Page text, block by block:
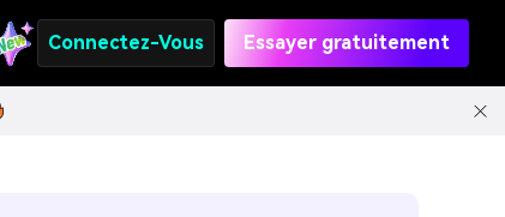
Connectez-Vous Essayer gratuitement